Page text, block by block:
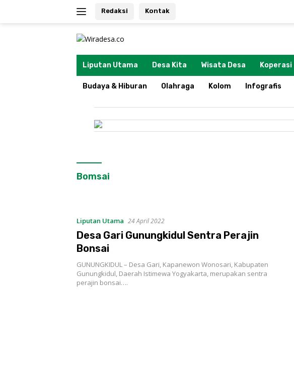
Redaksi Kontak
Liputan Utama Desa Kita Wisata Desa Koperasi
Budaya & Hiburan Olahraga Kolom Infografis
Bomsai
Liputan Utama 24 April 2022
Desa Gari Gunungkidul Sentra Perajin
Bonsai
GUNUNGKIDUL – Desa Gari, Kapanewon Wonosari, Kabupaten
Gunungkidul, Daerah Istimewa Yogyakarta, merupakan sentra
perajin bonsai….